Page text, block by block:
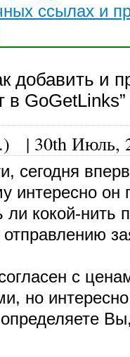
ссылах и
добавить и
в GoGetLinks”
| 30th Июль,
сегодня
интересно
ли кокой-нить
с
но